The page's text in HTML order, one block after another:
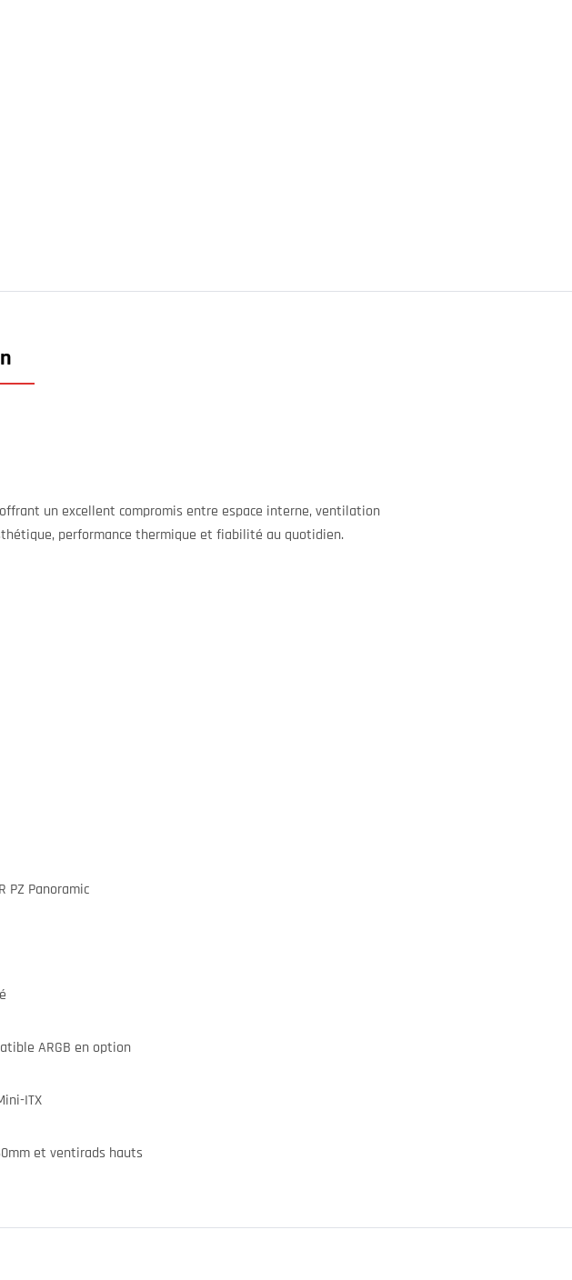
un excellent compromis entre espace interne, ventilation
performance thermique et fiabilité au quotidien.
PZ Panoramic
ARGB en option
ITX
et ventirads hauts